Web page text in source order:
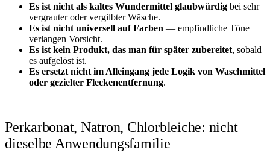
Es ist nicht als kaltes Wundermittel glaubwürdig bei sehr
vergrauter oder vergilbter Wäsche.
Es ist nicht universell auf Farben — empfindliche Töne
verlangen Vorsicht.
Es ist kein Produkt, das man für später zubereitet, sobald
es aufgelöst ist.
Es ersetzt nicht im Alleingang jede Logik von Waschmittel
oder gezielter Fleckenentfernung.
Perkarbonat, Natron, Chlorbleiche: nicht
dieselbe Anwendungsfamilie